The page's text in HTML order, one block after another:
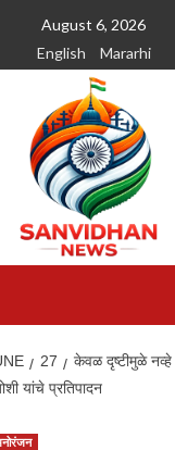
August 6, 2026
English
Mararhi
27
केवळ दृष्टीमुळे
यांचे प्रतिपादन